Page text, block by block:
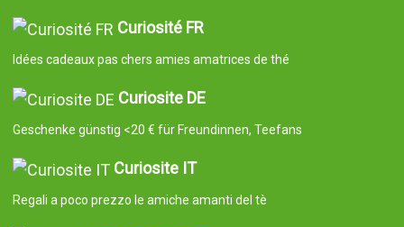
Curiosité FR
Idées cadeaux pas chers amies amatrices de thé
Curiosite DE
Geschenke günstig <20 € für Freundinnen, Teefans
Curiosite IT
Regali a poco prezzo le amiche amanti del tè